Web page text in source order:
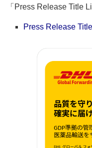
「Press Release Title
Press Release